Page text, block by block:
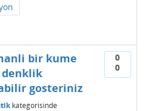
0
0
bir kume
gosteriniz
kategorisinde